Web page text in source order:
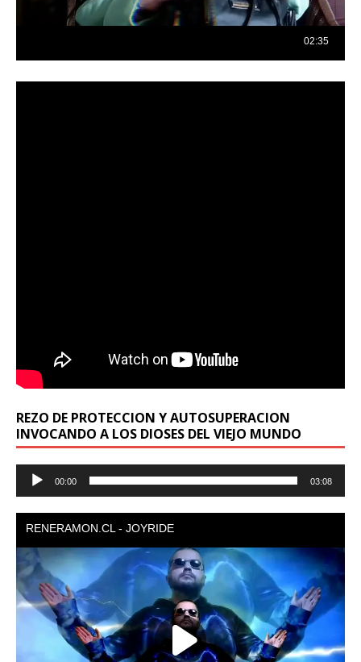
REZO DE PROTECCION Y AUTOSUPERACION
INVOCANDO A LOS DIOSES DEL VIEJO MUNDO
Reproductor
00:00 03:08